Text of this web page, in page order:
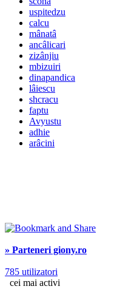
uspitedzu
calcu
mânatâ
ancâlicari
zizânjiu
mbizuiri
dinapandica
lâiescu
shcracu
faptu
Avyustu
adhie
arâcini
» Parteneri giony.ro
785 utilizatori
cei mai activi